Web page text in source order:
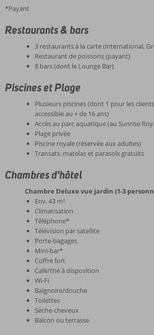
*Payant
Restaurants & bars
3 restaurants à la carte (international,
Restaurant de poissons (payant)
8 bars (dont le Lounge Bar)
Piscines et Plage
Plusieurs piscines (dont 1 pour les
accessible au + de 16 ans)
Accès au parc aquatique (au Sunrise
Plage privée
Piscine royale (réservée aux adultes)
Transats, matelas et parasols gratuits
Chambres d'hôtel
Chambre Deluxe vue jardin (1-3
Env. 43 m²
Climatisation
Téléphone*
Télévision par satellite
Porte-bagages
Mini-bar*
Coffre fort
Café/thé à disposition
Wi-Fi
Baignoire/douche
Toilettes
Sèche-cheveux
Balcon ou terrasse